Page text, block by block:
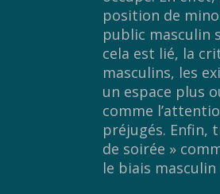
position de
public masculin
cela est lié, la
masculins, les
un espace plus
comme
préjugés. Enfin,
de soirée »
le biais